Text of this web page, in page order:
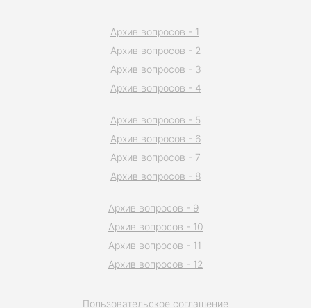
Пользовательское соглашение
Архив вопросов - 1
Архив вопросов - 2
Архив вопросов - 3
Архив вопросов - 4
Архив вопросов - 5
Архив вопросов - 6
Архив вопросов - 7
Архив вопросов - 8
Архив вопросов - 9
Архив вопросов - 10
Архив вопросов - 11
Архив вопросов - 12